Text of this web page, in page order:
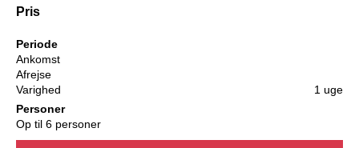
Pris
Periode
Ankomst
Afrejse
Varighed
1 uge
Personer
Op til 6 personer